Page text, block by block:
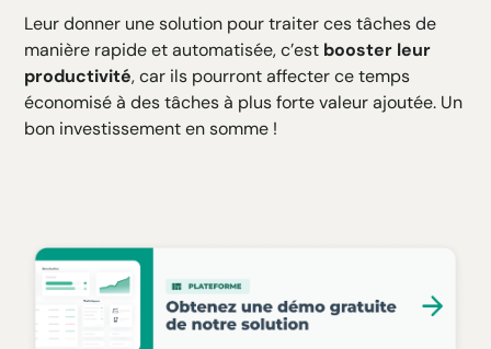
Leur donner une solution pour traiter ces tâches de
manière rapide et automatisée, c’est booster leur
productivité, car ils pourront affecter ce temps
économisé à des tâches à plus forte valeur ajoutée. Un
bon investissement en somme !